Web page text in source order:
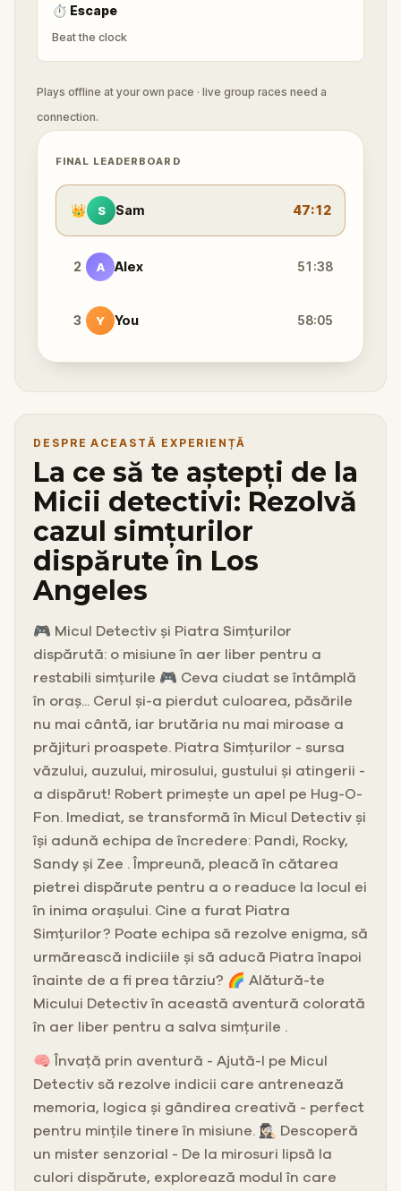
⏱ Escape
Beat the clock
Plays offline at your own pace · live group races need a
connection.
FINAL LEADERBOARD
👑 S Sam 47:12
2 A Alex 51:38
3 Y You 58:05
DESPRE ACEASTĂ EXPERIENȚĂ
La ce să te aștepți de la
Micii detectivi: Rezolvă
cazul simțurilor
dispărute în Los
Angeles
🎮 Micul Detectiv și Piatra Simțurilor
dispărută: o misiune în aer liber pentru a
restabili simțurile 🎮 Ceva ciudat se întâmplă
în oraș... Cerul și-a pierdut culoarea, păsările
nu mai cântă, iar brutăria nu mai miroase a
prăjituri proaspete. Piatra Simțurilor - sursa
văzului, auzului, mirosului, gustului și atingerii -
a dispărut! Robert primește un apel pe Hug-O-
Fon. Imediat, se transformă în Micul Detectiv și
își adună echipa de încredere: Pandi, Rocky,
Sandy și Zee . Împreună, pleacă în cătarea
pietrei dispărute pentru a o readuce la locul ei
în inima orașului. Cine a furat Piatra
Simțurilor? Poate echipa să rezolve enigma, să
urmărească indiciile și să aducă Piatra înapoi
înainte de a fi prea târziu? 🌈 Alătură-te
Micului Detectiv în această aventură colorată
în aer liber pentru a salva simțurile .
🧠 Învață prin aventură - Ajută-l pe Micul
Detectiv să rezolve indicii care antrenează
memoria, logica și gândirea creativă - perfect
pentru mințile tinere în misiune. 🕵🏻‍♀️ Descoperă
un mister senzorial - De la mirosuri lipsă la
culori dispărute, explorează modul în care